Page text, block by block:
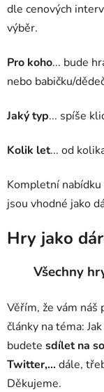
dle cenových
výběr.
Pro koho... bude
nebo babičku/
Jaký typ... spíše
Kolik let... od
Kompletní
jsou vhodné jako
Hry jako
Všechny
Věřím, že vám náš
články na téma:
budete sdílet na
Twitter,... dále,
Děkujeme.